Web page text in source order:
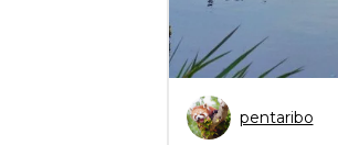
pentaribo